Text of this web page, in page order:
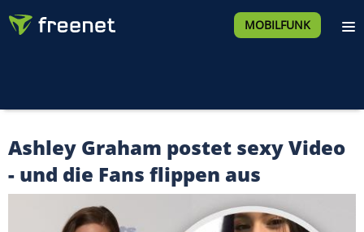
MOBILFUNK
Ashley Graham postet sexy Video
- und die Fans flippen aus